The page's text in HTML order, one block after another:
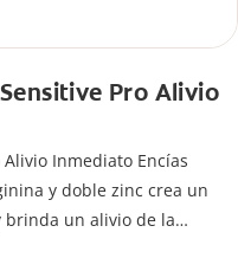
Pro Alivio
Inmediato Encías
y doble zinc crea un
un alivio de la